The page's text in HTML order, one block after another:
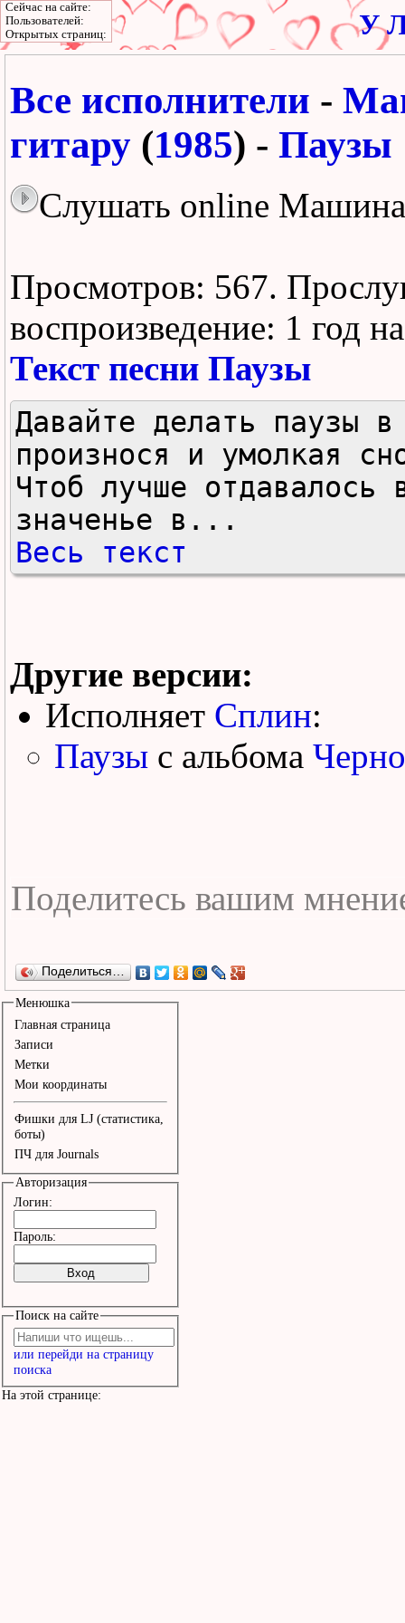
У
Все исполнители -
гитару (1985) - Паузы
Слушать online
Просмотров: 567.
воспроизведение: 1 год
Текст песни Паузы
Давайте делать паузы
произнося и умолкая
Чтоб лучше отдавалось
значенье в...
Весь текст
Другие версии:
Исполняет Сплин:
Паузы с альбома
Поделиться…
Менюшка
Главная страница
Записи
Метки
Мои координаты
Фишки для LJ (статистика,
боты)
ПЧ для Journals
Авторизация
Логин:
Пароль:
Поиск на сайте
или перейди на страницу
поиска
На этой странице:
Сейчас на сайте:
Пользователей:
Открытых страниц: